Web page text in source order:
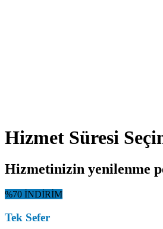
Hizmet Süresi
Hizmetinizin yenilenme
%70 İNDİRİM
Tek Sefer